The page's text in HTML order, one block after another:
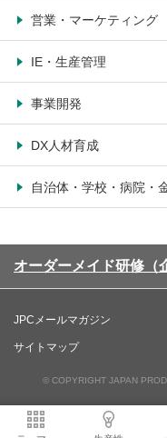
営業・マーケティング
IE・生産管理
事業開発
DX人材育成
自治体・学校・病院・
オーダーメイド研修（
JPCメールマガジン
サイトマップ
© COPYRIGHT JAPAN